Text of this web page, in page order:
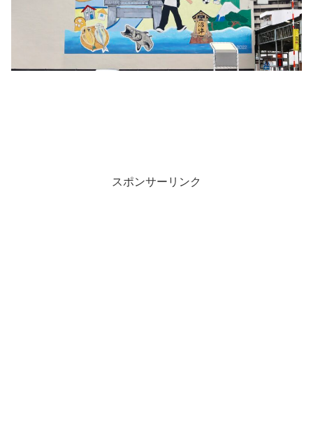
スポンサーリンク